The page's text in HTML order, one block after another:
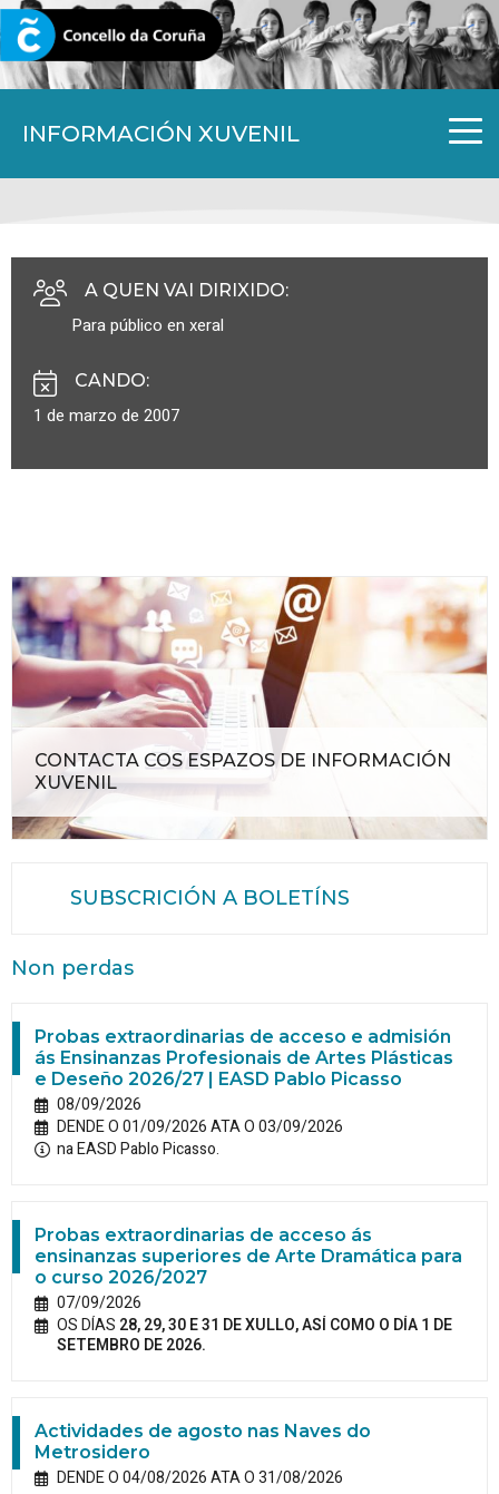
INFORMACIÓN XUVENIL
CORUNA.GAL
A QUEN VAI DIRIXIDO:
Para público en xeral
CANDO:
1 de marzo de 2007
CONTACTA COS ESPAZOS DE INFORMACIÓN
XUVENIL
SUBSCRICIÓN A BOLETÍNS
Non perdas
Probas extraordinarias de acceso e admisión
ás Ensinanzas Profesionais de Artes Plásticas
e Deseño 2026/27 | EASD Pablo Picasso
08/09/2026
DENDE O 01/09/2026 ATA O 03/09/2026
na EASD Pablo Picasso.
Probas extraordinarias de acceso ás
ensinanzas superiores de Arte Dramática para
o curso 2026/2027
07/09/2026
OS DÍAS 28, 29, 30 E 31 DE XULLO, ASÍ COMO O DÍA 1 DE
SETEMBRO DE 2026.
Actividades de agosto nas Naves do
Metrosidero
DENDE O 04/08/2026 ATA O 31/08/2026